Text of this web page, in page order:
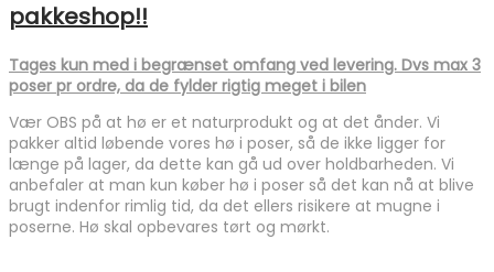
pakkeshop!!
Tages kun med i begrænset omfang ved levering. Dvs max 3
poser pr ordre, da de fylder rigtig meget i bilen
Vær OBS på at hø er et naturprodukt og at det ånder. Vi
pakker altid løbende vores hø i poser, så de ikke ligger for
længe på lager, da dette kan gå ud over holdbarheden. Vi
anbefaler at man kun køber hø i poser så det kan nå at blive
brugt indenfor rimlig tid, da det ellers risikere at mugne i
poserne. Hø skal opbevares tørt og mørkt.